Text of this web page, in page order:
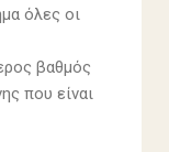
όλες οι
βαθμός
που είναι